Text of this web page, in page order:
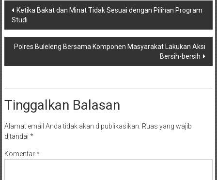
Navigasi
pos
Ketika Bakat dan Minat Tidak Sesuai dengan Pilihan Program
Studi
Polres Buleleng Bersama Komponen Masyarakat Lakukan Aksi
Bersih-bersih
Tinggalkan Balasan
Alamat email Anda tidak akan dipublikasikan. Ruas yang wajib
ditandai *
Komentar*